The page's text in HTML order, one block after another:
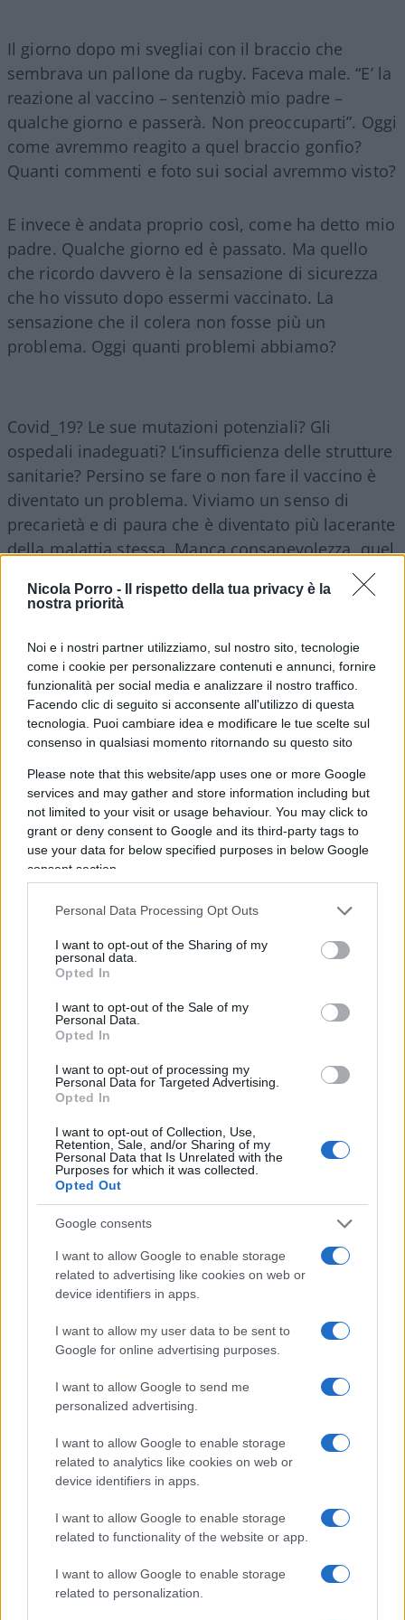
Nicola Porro -
Il rispetto della tua privacy è la
nostra priorità
Noi e i nostri partner utilizziamo, sul nostro sito, tecnologie
come i cookie per personalizzare contenuti e annunci, fornire
funzionalità per social media e analizzare il nostro traffico.
Facendo clic di seguito si acconsente all'utilizzo di questa
tecnologia. Puoi cambiare idea e modificare le tue scelte sul
consenso in qualsiasi momento ritornando su questo sito
Please note that this website/app uses one or more Google
services and may gather and store information including but
not limited to your visit or usage behaviour. You may click to
grant or deny consent to Google and its third-party tags to
use your data for below specified purposes in below Google
consent section.
Personal Data Processing Opt Outs
I want to opt-out of the Sharing of my
personal data.
Opted In
I want to opt-out of the Sale of my
Personal Data.
Opted In
I want to opt-out of processing my
Personal Data for Targeted Advertising.
Opted In
I want to opt-out of Collection, Use,
Retention, Sale, and/or Sharing of my
Personal Data that Is Unrelated with the
Purposes for which it was collected.
Opted Out
Google consents
I want to allow Google to enable storage
related to advertising like cookies on web or
device identifiers in apps.
I want to allow my user data to be sent to
Google for online advertising purposes.
I want to allow Google to send me
personalized advertising.
I want to allow Google to enable storage
related to analytics like cookies on web or
device identifiers in apps.
I want to allow Google to enable storage
related to functionality of the website or app.
I want to allow Google to enable storage
related to personalization.
Il giorno dopo mi svegliai con il braccio che
sembrava un pallone da rugby. Faceva male. “E’ la
reazione al vaccino – sentenziò mio padre –
qualche giorno e passerà. Non preoccuparti”. Oggi
come avremmo reagito a quel braccio gonfio?
Quanti commenti e foto sui social avremmo visto?
E invece è andata proprio così, come ha detto mio
padre. Qualche giorno ed è passato. Ma quello
che ricordo davvero è la sensazione di sicurezza
che ho vissuto dopo essermi vaccinato. La
sensazione che il colera non fosse più un
problema. Oggi quanti problemi abbiamo?
Covid_19? Le sue mutazioni potenziali? Gli
ospedali inadeguati? L’insufficienza delle strutture
sanitarie? Persino se fare o non fare il vaccino è
diventato un problema. Viviamo un senso di
precarietà e di paura che è diventato più lacerante
della malattia stessa. Manca consapevolezza, quel
essermi messo in fila ed aver fatto il vaccino che,
cancellato un problema.
Ma cos’aveva il bambino di allora in più o in meno
rispetto a quello che sono oggi?
Avevo l’indipendenza di giudizio. Qualcuno forse
dirà che ero inconsapevole. Io credo, invece, che
avevamo tutti più fiducia nella volontà che si
facesse il bene comune. Che non ci fosse qualche
scopo recondito per cui era lecito diffidare di tutto
Era più facile comprendere cosa fosse giusto o
sbagliato. Nessuno di quelle persone in coda si è
mai chiesta se fosse giusto o sbagliato vaccinarsi.
farmaceutiche, nessuno si preoccupava d’altro
che non fosse risolvere il problema. Oggi il livello
di innocenza che avevo quando ero bambino, è
condizionato da mille dubbi e perché.
Oggi tutti
hanno la risposta. Nessuno ha le competenze, ma
tutti hanno la risposta.
Così diventa normale che i medici facciano i
politici ed i politici facciano i medici. In tv e nella
vita. Così è normale che non ci sia la capacità di
creare competenze nella popolazione, educazione
nei comportamenti, ma l’unica cosa che si è
capaci di fare è: disinformare, creare confusione,
disorientare. Tutti parlano di tutto, troppi parlano
famiglia mi ha detto :”Io il vaccino non lo faccio”.
Le ho chiesto il perché. Non mi ha saputo
fosse giusta. Mi chiedo come si fa a scegliere se
fare o non fare una cosa se non si conosce il
perché di quella scelta?